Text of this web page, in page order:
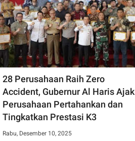
28 Perusahaan Raih Zero
Accident, Gubernur Al Haris Ajak
Perusahaan Pertahankan dan
Tingkatkan Prestasi K3
Rabu, Desember 10, 2025